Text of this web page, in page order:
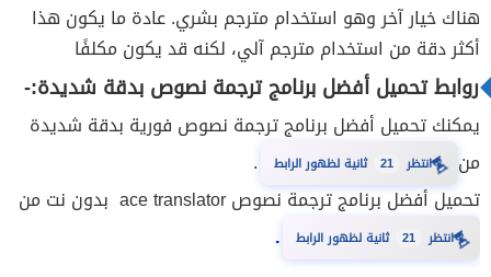
هناك خيار آخر وهو استخدام مترجم بشري. عادة ما يكون هذا
أكثر دقة من استخدام مترجم آلي، لكنه قد يكون مكلفًا
روابط تحميل أفضل برنامج ترجمة نصوص بدقة شديدة:-
يمكنك تحميل أفضل برنامج ترجمة نصوص فورية بدقة شديدة
من ⏳انتظر 20 ثانية لظهور الرابط
.
تحميل أفضل برنامج ترجمة نصوص ace translator بدون نت من
⏳انتظر 20 ثانية لظهور الرابط .